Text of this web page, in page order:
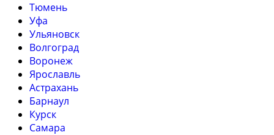
Тюмень
Уфа
Ульяновск
Волгоград
Воронеж
Ярославль
Астрахань
Барнаул
Курск
Самара